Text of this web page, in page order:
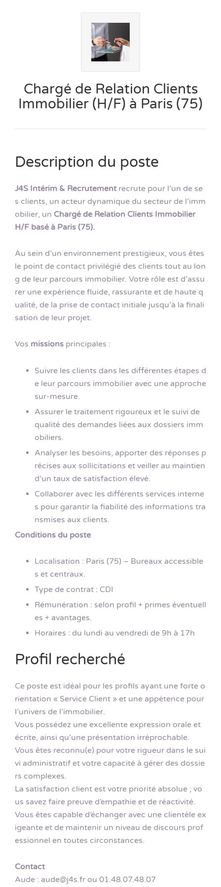
Chargé de Relation Clients
Immobilier (H/F) à Paris (75)
Description du poste
J4S Intérim & Recrutementrecrute pour l’un de se
s clients, un acteur dynamique du secteur de l’imm
obilier, un Chargé de Relation Clients Immobilier
H/F basé à Paris (75).
Au sein d’un environnement prestigieux, vous êtes
le point de contact privilégié des clients tout au lon
g de leur parcours immobilier. Votre rôle est d’assu
rer une expérience fluide, rassurante et de haute q
ualité, de la prise de contact initiale jusqu’à la finali
sation de leur projet.
Vos missions principales :
Suivre les clients dans les différentes étapes d
e leur parcours immobilier avec une approche
sur-mesure.
Assurer le traitement rigoureux et le suivi de
qualité des demandes liées aux dossiers imm
obiliers.
Analyser les besoins, apporter des réponses p
récises aux sollicitations et veiller au maintien
d’un taux de satisfaction élevé.
Collaborer avec les différents services interne
s pour garantir la fiabilité des informations tra
nsmises aux clients.
Conditions du poste
Localisation : Paris (75) – Bureaux accessible
s et centraux.
Type de contrat : CDI
Rémunération : selon profil + primes éventuell
es + avantages.
Horaires : du lundi au vendredi de 9h à 17h
Profil recherché
Ce poste est idéal pour les profils ayant une forte o
rientation « Service Client » et une appétence pour
l’univers de l’immobilier.
Vous possédez une excellente expression orale et
écrite, ainsi qu’une présentation irréprochable.
Vous êtes reconnu(e) pour votre rigueur dans le sui
vi administratif et votre capacité à gérer des dossie
rs complexes.
La satisfaction client est votre priorité absolue ; vo
us savez faire preuve d’empathie et de réactivité.
Vous êtes capable d’échanger avec une clientèle ex
igeante et de maintenir un niveau de discours prof
essionnel en toutes circonstances.
Contact
Aude : aude@j4s.fr ou 01.48.07.48.07